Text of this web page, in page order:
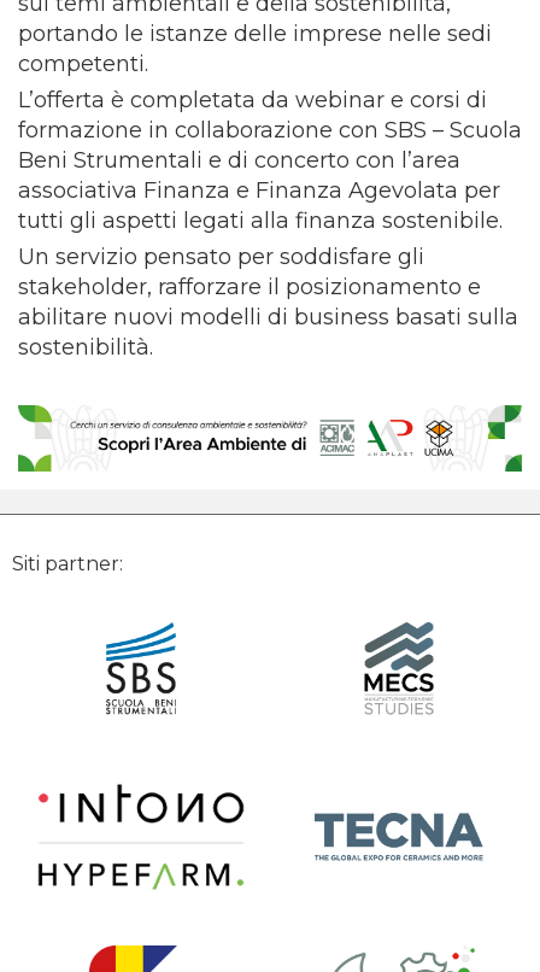
portando le istanze delle imprese nelle sedi
competenti.
L’offerta è completata da webinar e corsi di
formazione in collaborazione con SBS – Scuola
Beni Strumentali e di concerto con l’area
associativa Finanza e Finanza Agevolata per
tutti gli aspetti legati alla finanza sostenibile.
Un servizio pensato per soddisfare gli
stakeholder, rafforzare il posizionamento e
abilitare nuovi modelli di business basati sulla
sostenibilità.
Siti partner: